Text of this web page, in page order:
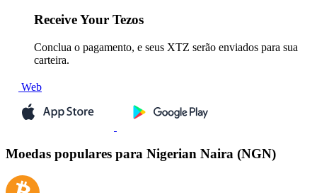
ReceiveYour Tezos
Conclua o pagamento, e seus XTZ serão enviados para sua
carteira.
Web
Moedas populares para Nigerian Naira (NGN)